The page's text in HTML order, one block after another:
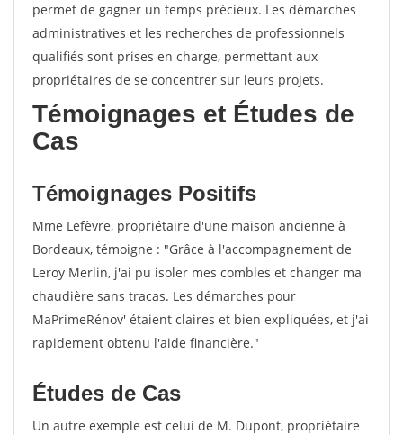
permet de gagner un temps précieux. Les démarches
administratives et les recherches de professionnels
qualifiés sont prises en charge, permettant aux
propriétaires de se concentrer sur leurs projets.
Témoignages et Études de
Cas
Témoignages Positifs
Mme Lefèvre, propriétaire d'une maison ancienne à
Bordeaux, témoigne : "Grâce à l'accompagnement de
Leroy Merlin, j'ai pu isoler mes combles et changer ma
chaudière sans tracas. Les démarches pour
MaPrimeRénov' étaient claires et bien expliquées, et j'ai
rapidement obtenu l'aide financière."
Études de Cas
Un autre exemple est celui de M. Dupont, propriétaire